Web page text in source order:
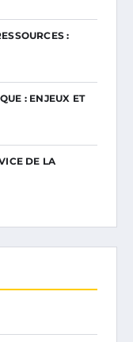
:
: ENJEUX ET
DE LA